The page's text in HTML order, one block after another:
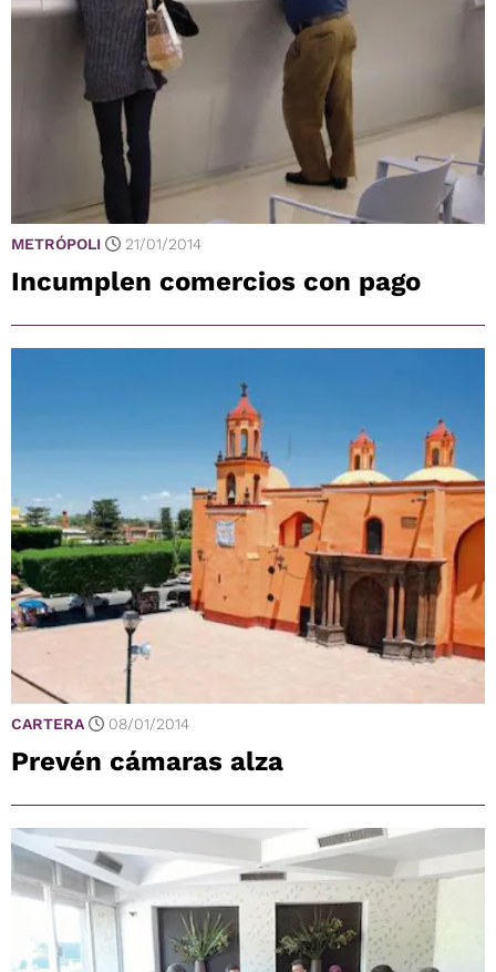
METRÓPOLI 21/01/2014
Incumplen comercios con pago
CARTERA 08/01/2014
Prevén cámaras alza